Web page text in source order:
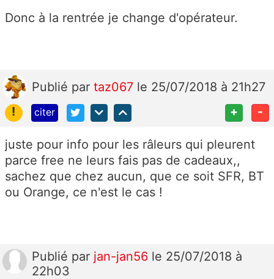
Donc à la rentrée je change d'opérateur.
Publié par taz067 le 25/07/2018 à 21h27
!
citer + -
juste pour info pour les râleurs qui pleurent
parce free ne leurs fais pas de cadeaux,,
sachez que chez aucun, que ce soit SFR, BT
ou Orange, ce n'est le cas !
Publié par jan-jan56 le 25/07/2018 à
22h03